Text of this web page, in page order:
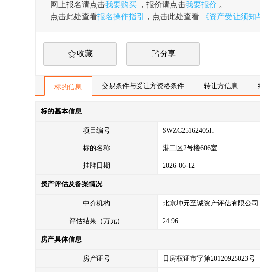
网上报名请点击我要购买 ，报价请点击我要报价 。
点击此处查看报名操作指引 ，点击此处查看 《资产受让须知
收藏 分享
标的信息 交易条件与受让方资格条件 转让方信息
标的基本信息
项目编号 SWZC25162405H
标的名称 港二区2号楼606室
挂牌日期 2026-06-12
资产评估及备案情况
中介机构 北京坤元至诚资产评估有限公司
评估结果（万元） 24.96
房产具体信息
房产证号 日房权证市字第20120925023号